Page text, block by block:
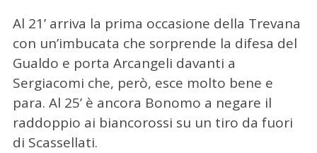
Al 21’ arriva la prima occasione della Trevana
con un’imbucata che sorprende la difesa del
Gualdo e porta Arcangeli davanti a
Sergiacomi che, però, esce molto bene e
para. Al 25’ è ancora Bonomo a negare il
raddoppio ai biancorossi su un tiro da fuori
di Scassellati.